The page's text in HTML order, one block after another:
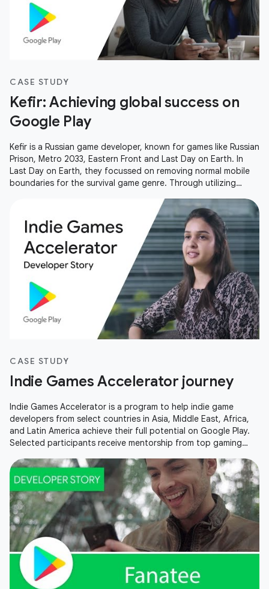
CASE STUDY
Kefir: Achieving global success on
Google Play
Kefir is a Russian game developer, known for games like Russian
Prison, Metro 2033, Eastern Front and Last Day on Earth. In
Last Day on Earth, they focussed on removing normal mobile
boundaries for the survival game genre. Through utilizing
gaming community, Kefir have helped set a new standard for
the mobile survival game experience and been able to take
their game to a global audience.
CASE STUDY
Indie Games Accelerator journey
Indie Games Accelerator is a program to help indie game
developers from select countries in Asia, Middle East, Africa,
and Latin America achieve their full potential on Google Play.
Selected participants receive mentorship from top gaming
Singapore, Google hardware, exclusive event invites and more.